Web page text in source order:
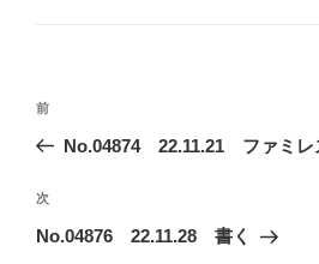
投
ビ
ゲ
前
の
稿
前
No.04874 22.11.21 ファミレ
次
の
次
No.04876 22.11.28 書く